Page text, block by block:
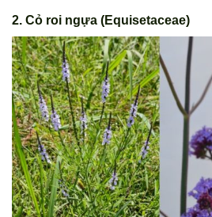
2. Cỏ roi ngựa (Equisetaceae)